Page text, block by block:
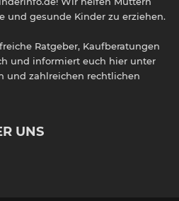
und gesunde Kinder zu erziehen.
Ratgeber, Kaufberatungen
und informiert euch hier unter
und zahlreichen rechtlichen
UNS